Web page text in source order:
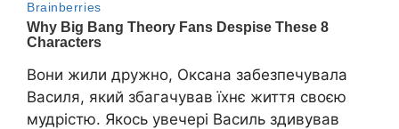
Вони жили дружно, Оксана забезпечувала
Василя, який збагачував їхнє життя своєю
мудрістю. Якось увечері Василь здивував